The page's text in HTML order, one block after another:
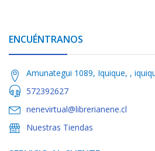
ENCUÉNTRANOS
Amunategui 1089, Iquique, ,
572392627
nenevirtual@librerianene.cl
Nuestras Tiendas